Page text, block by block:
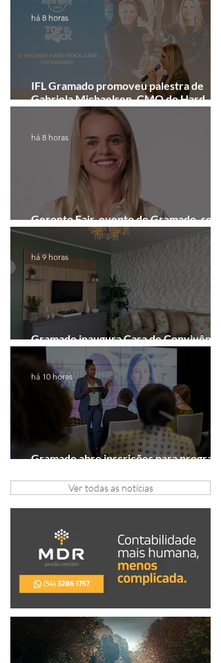
IFL Gramado promoveu palestra de
Gabriela Michaelsen, CMO do Hard
Rock Cafe Gramado
há 8 horas
Geronto Fair, evento de Gramado, será
realizada em formato digital
há 8 horas
Gramado inaugura Casa de Convivência
dedicada às mulheres
há 9 horas
Gramado abre inscrições para programa
há 10 horas
Ver todas as notícias